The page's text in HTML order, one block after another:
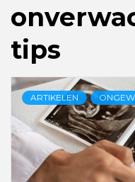
tips
ARTIKELEN